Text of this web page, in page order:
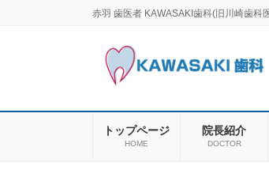
赤羽 歯医者 KAWASAKI歯科(旧川崎歯
トップページ
HOME
院長紹介
DOCTOR